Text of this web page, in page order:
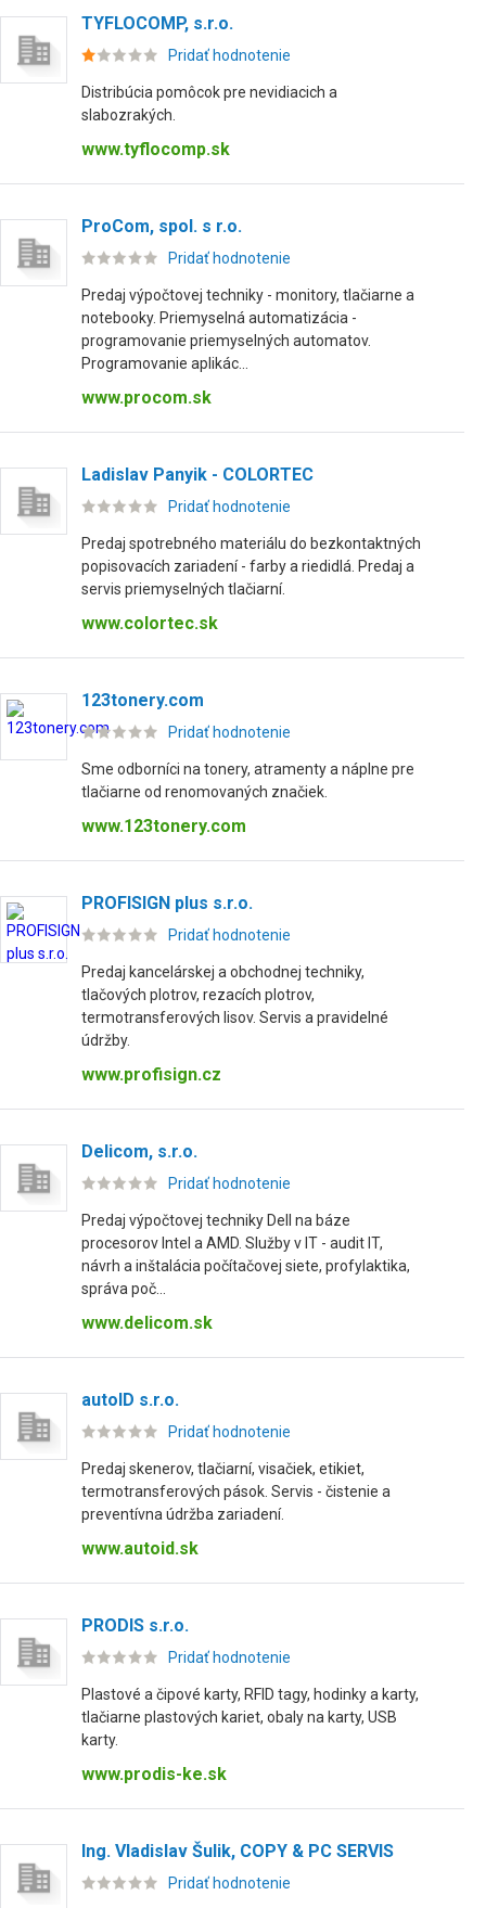
TYFLOCOMP, s.r.o.
Pridať hodnotenie
Distribúcia pomôcok pre nevidiacich a
slabozrakých.
www.tyflocomp.sk
ProCom, spol. s r.o.
Pridať hodnotenie
Predaj výpočtovej techniky - monitory, tlačiarne a
notebooky. Priemyselná automatizácia -
programovanie priemyselných automatov.
Programovanie aplikác...
www.procom.sk
Ladislav Panyik - COLORTEC
Pridať hodnotenie
Predaj spotrebného materiálu do bezkontaktných
popisovacích zariadení - farby a riedidlá. Predaj a
servis priemyselných tlačiarní.
www.colortec.sk
123tonery.com
Pridať hodnotenie
Sme odborníci na tonery, atramenty a náplne pre
tlačiarne od renomovaných značiek.
www.123tonery.com
PROFISIGN plus s.r.o.
Pridať hodnotenie
Predaj kancelárskej a obchodnej techniky,
tlačových plotrov, rezacích plotrov,
termotransferových lisov. Servis a pravidelné
údržby.
www.profisign.cz
Delicom, s.r.o.
Pridať hodnotenie
Predaj výpočtovej techniky Dell na báze
procesorov Intel a AMD. Služby v IT - audit IT,
návrh a inštalácia počítačovej siete, profylaktika,
správa poč...
www.delicom.sk
autoID s.r.o.
Pridať hodnotenie
Predaj skenerov, tlačiarní, visačiek, etikiet,
termotransferových pások. Servis - čistenie a
preventívna údržba zariadení.
www.autoid.sk
PRODIS s.r.o.
Pridať hodnotenie
Plastové a čipové karty, RFID tagy, hodinky a karty,
tlačiarne plastových kariet, obaly na karty, USB
karty.
www.prodis-ke.sk
Ing. Vladislav Šulik, COPY & PC SERVIS
Pridať hodnotenie